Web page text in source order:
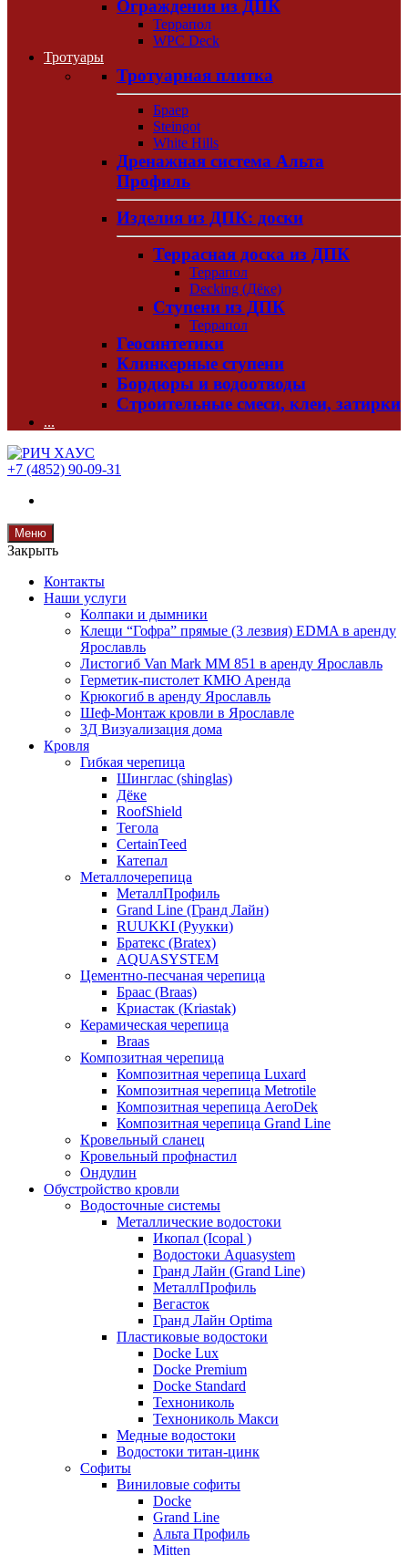
Ограждения из ДПК
Террапол
WPC Deck
Тротуары
Тротуарная плитка
Браер
Steingot
White Hills
Дренажная система Альта
Профиль
Изделия из ДПК: доски
Террасная доска из ДПК
Террапол
Decking (Дёке)
Ступени из ДПК
Террапол
Геосинтетики
Клинкерные ступени
Бордюры и водоотводы
Строительные смеси, клеи, затирки
...
+7 (4852) 90-09-31
Меню
Закрыть
Контакты
Наши услуги
Колпаки и дымники
Клещи “Гофра” прямые (3 лезвия) EDMA в аренду
Ярославль
Листогиб Van Mark MM 851 в аренду Ярославль
Герметик-пистолет КМЮ Аренда
Крюкогиб в аренду Ярославль
Шеф-Монтаж кровли в Ярославле
3Д Визуализация дома
Кровля
Гибкая черепица
Шинглас (shinglas)
Дёке
RoofShield
Тегола
CertainTeed
Катепал
Металлочерепица
МеталлПрофиль
Grand Line (Гранд Лайн)
RUUKKI (Руукки)
Братекс (Bratex)
AQUASYSTEM
Цементно-песчаная черепица
Браас (Braas)
Криастак (Kriastak)
Керамическая черепица
Braas
Композитная черепица
Композитная черепица Luxard
Композитная черепица Metrotile
Композитная черепица AeroDek
Композитная черепица Grand Line
Кровельный сланец
Кровельный профнастил
Ондулин
Обустройство кровли
Водосточные системы
Металлические водостоки
Икопал (Icopal )
Водостоки Aquasystem
Гранд Лайн (Grand Line)
МеталлПрофиль
Вегасток
Гранд Лайн Optima
Пластиковые водостоки
Docke Lux
Docke Premium
Docke Standard
Технониколь
Технониколь Макси
Медные водостоки
Водостоки титан-цинк
Софиты
Виниловые софиты
Docke
Grand Line
Альта Профиль
Mitten